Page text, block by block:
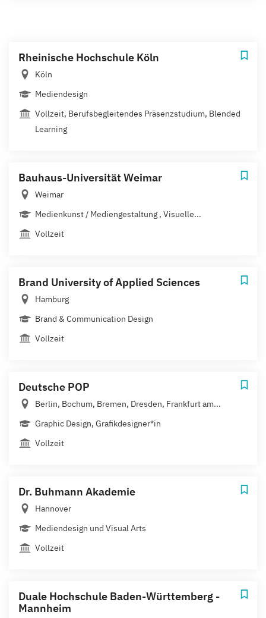
Rheinische Hochschule Köln
Köln
Mediendesign
Vollzeit, Berufsbegleitendes Präsenzstudium, Blended
Learning
Bauhaus-Universität Weimar
Weimar
Medienkunst / Mediengestaltung , Visuelle...
Vollzeit
Brand University of Applied Sciences
Hamburg
Brand & Communication Design
Vollzeit
Deutsche POP
Berlin, Bochum, Bremen, Dresden, Frankfurt am...
Graphic Design, Grafikdesigner*in
Vollzeit
Dr. Buhmann Akademie
Hannover
Mediendesign und Visual Arts
Vollzeit
Duale Hochschule Baden-Württemberg -
Mannheim